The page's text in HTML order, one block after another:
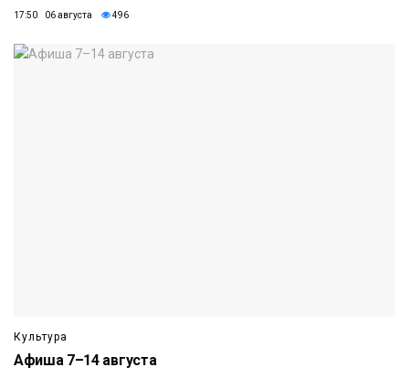
17:50 06 августа 496
Культура
Афиша 7–14 августа